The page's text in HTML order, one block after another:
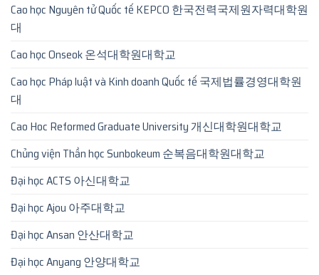
Cao học Nguyên tử Quốc tế KEPCO 한국전력국제원자력대학원
대
Cao học Onseok 온석대학원대학교
Cao học Pháp luật và Kinh doanh Quốc tế 국제법률경영대학원
대
Cao Hoc Reformed Graduate University 개신대학원대학교
Chủng viện Thần học Sunbokeum 순복음대학원대학교
Đại học ACTS 아신대학교
Đại học Ajou 아주대학교
Đại học Ansan 안산대학교
Đại học Anyang 안양대학교